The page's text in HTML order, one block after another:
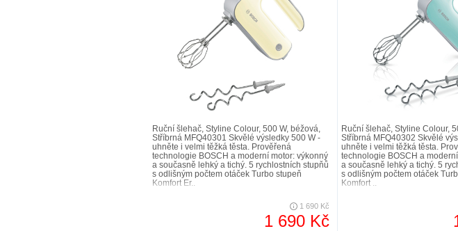
Ruční šlehač, Styline Colour, 500 W, béžová,
Stříbrná MFQ40301 Skvělé výsledky 500 W -
uhněte i velmi těžká těsta. Prověřená
technologie BOSCH a moderní motor: výkonný
a současně lehký a tichý. 5 rychlostních stupňů
s odlišným počtem otáček Turbo stupeň
Komfort Er..
1 690 Kč
1 690 Kč
Ruční šlehač, Styline Colour,
Stříbrná MFQ40302 Skvělé
uhněte i velmi těžká těsta.
technologie BOSCH a
a současně lehký a tichý. 5
s odlišným počtem otáček
Komfort ..